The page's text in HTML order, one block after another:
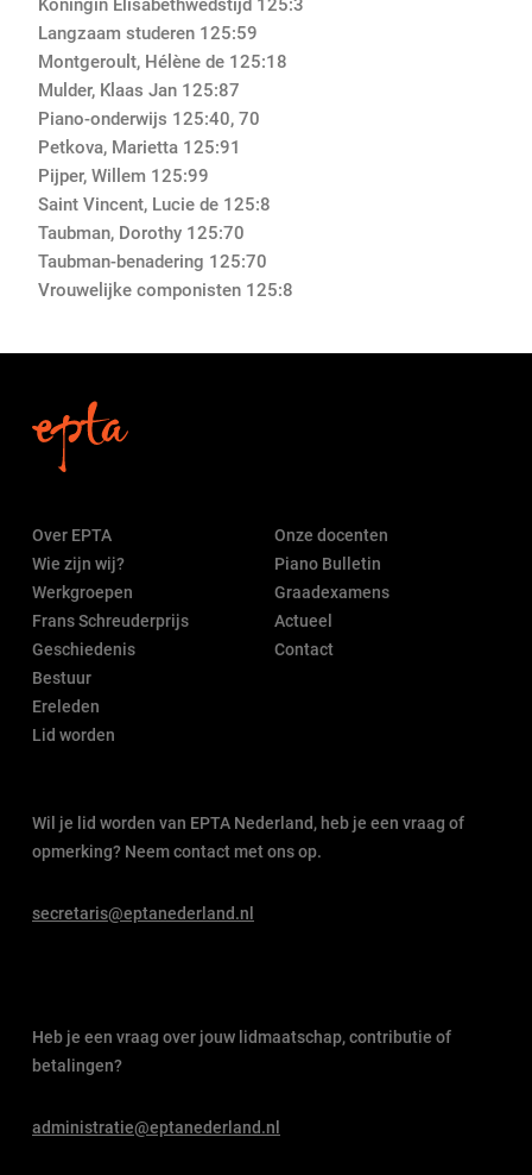
Koningin Elisabethwedstijd 125:3
Langzaam studeren 125:59
Montgeroult, Hélène de 125:18
Mulder, Klaas Jan 125:87
Piano-onderwijs 125:40, 70
Petkova, Marietta 125:91
Pijper, Willem 125:99
Saint Vincent, Lucie de 125:8
Taubman, Dorothy 125:70
Taubman-benadering 125:70
Vrouwelijke componisten 125:8
Over EPTA
Wie zijn wij?
Werkgroepen
Frans Schreuderprijs
Geschiedenis
Bestuur
Ereleden
Lid worden
Onze docenten
Piano Bulletin
Graadexamens
Actueel
Contact
Wil je lid worden van EPTA Nederland, heb je een vraag of
opmerking? Neem contact met ons op.
secretaris@eptanederland.nl
Heb je een vraag over jouw lidmaatschap, contributie of
betalingen?
administratie@eptanederland.nl